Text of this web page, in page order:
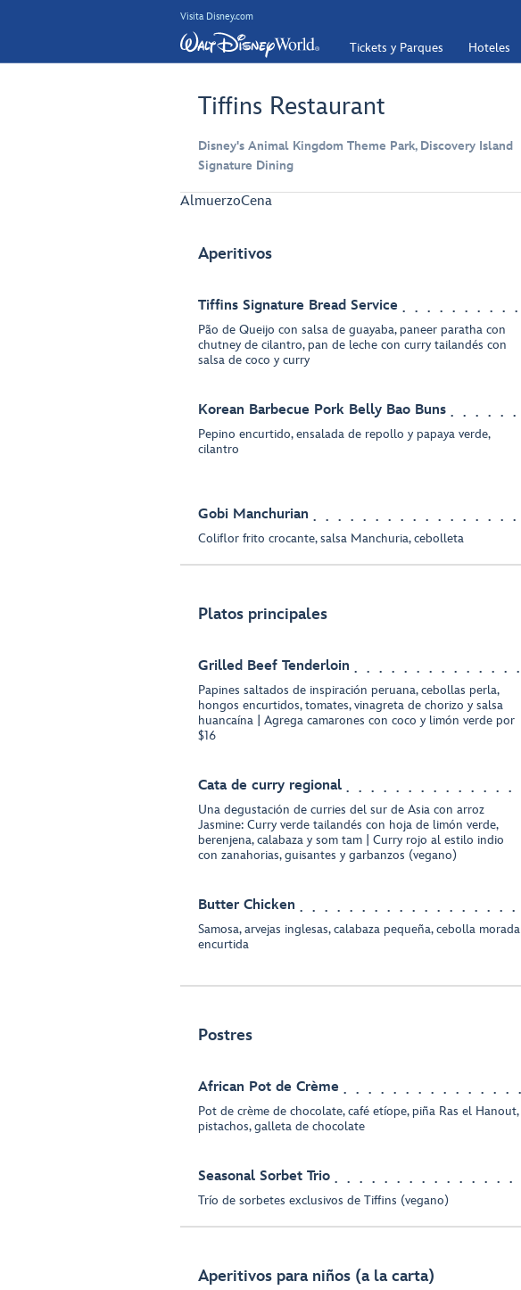
Visita Disney.com
Tickets y Parques Hoteles
Tiffins Restaurant
Disney's Animal Kingdom Theme Park, Discovery Island
Signature Dining
AlmuerzoCena
Aperitivos
Tiffins Signature Bread Service
Pão de Queijo con salsa de guayaba, paneer paratha con
chutney de cilantro, pan de leche con curry tailandés con
salsa de coco y curry
Korean Barbecue Pork Belly Bao Buns
Pepino encurtido, ensalada de repollo y papaya verde,
cilantro
Gobi Manchurian
Coliflor frito crocante, salsa Manchuria, cebolleta
Platos principales
Grilled Beef Tenderloin
Papines saltados de inspiración peruana, cebollas perla,
hongos encurtidos, tomates, vinagreta de chorizo y salsa
huancaína | Agrega camarones con coco y limón verde por
$16
Cata de curry regional
Una degustación de curries del sur de Asia con arroz
Jasmine: Curry verde tailandés con hoja de limón verde,
berenjena, calabaza y som tam | Curry rojo al estilo indio
con zanahorias, guisantes y garbanzos (vegano)
Butter Chicken
Samosa, arvejas inglesas, calabaza pequeña, cebolla morada
encurtida
Postres
African Pot de Crème
Pot de crème de chocolate, café etíope, piña Ras el Hanout,
pistachos, galleta de chocolate
Seasonal Sorbet Trio
Trío de sorbetes exclusivos de Tiffins (vegano)
Aperitivos para niños (a la carta)